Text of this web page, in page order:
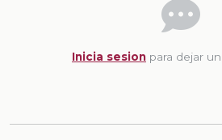
Inicia sesion para dejar